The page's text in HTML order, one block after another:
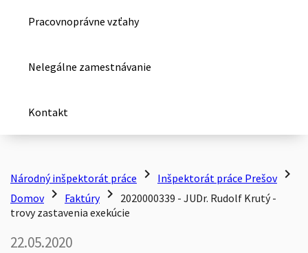
Pracovnoprávne vzťahy
Nelegálne zamestnávanie
Kontakt
Národný inšpektorát práce chevron_right Inšpektorát práce Prešov chevron_right
Domov chevron_right Faktúry chevron_right 2020000339 - JUDr. Rudolf Krutý -
trovy zastavenia exekúcie
22.05.2020